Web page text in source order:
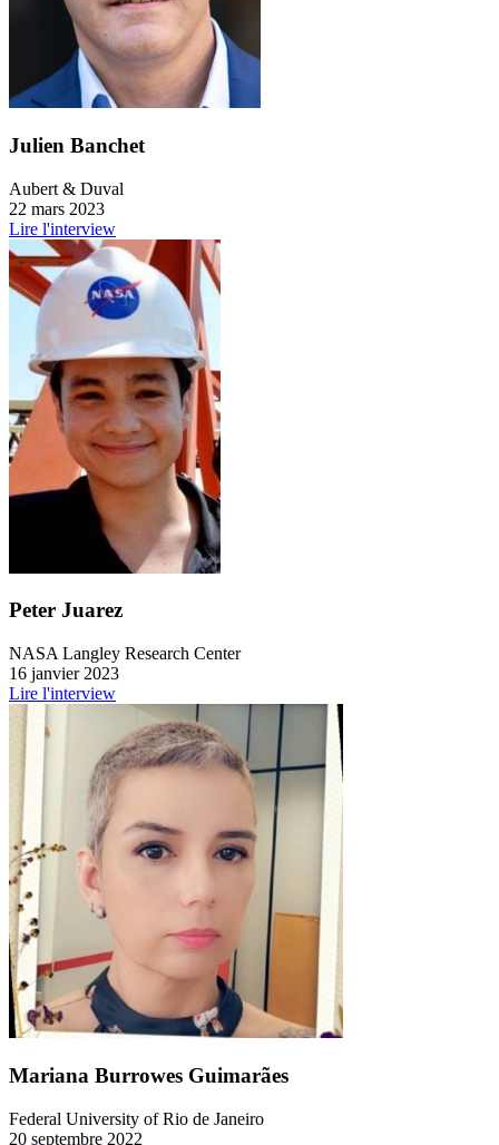
Julien Banchet
Aubert & Duval
22 mars 2023
Lire l'interview
Peter Juarez
NASA Langley Research Center
16 janvier 2023
Lire l'interview
Mariana Burrowes Guimarães
Federal University of Rio de Janeiro
20 septembre 2022